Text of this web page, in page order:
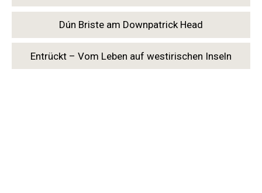
Dún Briste am Downpatrick Head
Entrückt – Vom Leben auf westirischen Inseln